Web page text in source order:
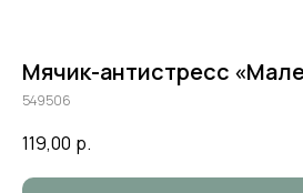
Мячик-антистресс
549506
119,00 р.